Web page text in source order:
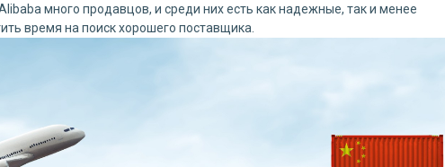
много продавцов, и среди них есть как надежные, так и менее
время на поиск хорошего поставщика.